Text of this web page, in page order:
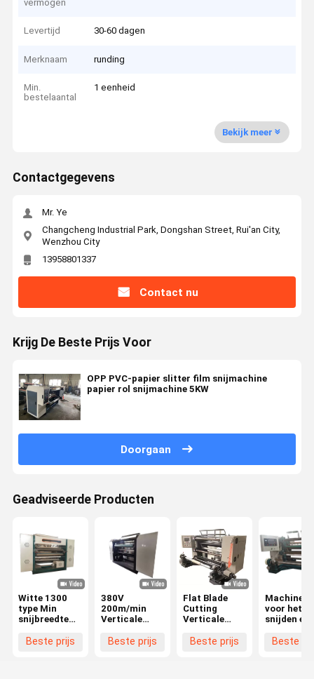
vermogen
Levertijd 30-60 dagen
Merknaam runding
Min.
bestelaantal
1 eenheid
Bekijk meer
Contactgegevens
Mr. Ye
Changcheng Industrial Park, Dongshan Street, Rui'an City,
Wenzhou City
13958801337
Contact nu
Krijg De Beste Prijs Voor
OPP PVC-papier slitter film snijmachine
papier rol snijmachine 5KW
Doorgaan
Geadviseerde Producten
Witte 1300
type Min
snijbreedte
Verticale
Beste prijs
380V
200m/min
Verticale
Composit
Beste prijs
Flat Blade
Cutting
Verticale
Machine 0-
Beste prijs
Machines
voor het
snijden en
van losse
Beste